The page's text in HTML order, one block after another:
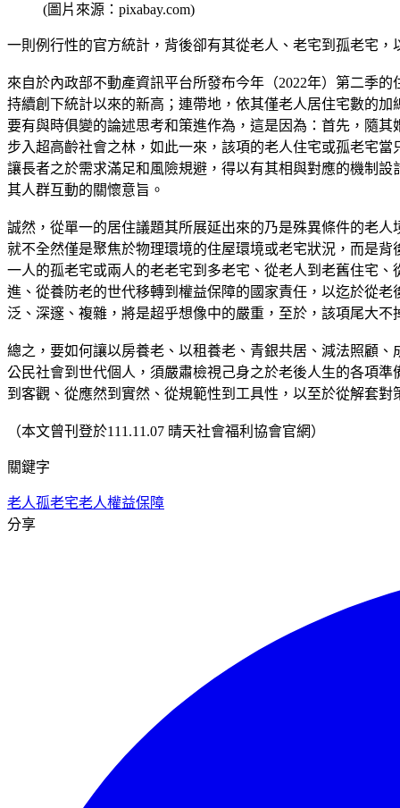
(圖片來源：pixabay.com)
一則例行性的官方統計，背後卻有其從老人、老宅到孤老宅
來自於內政部不動產資訊平台所發布今年（2022年）第二季
持續創下統計以來的新高；連帶地，依其僅老人居住宅數的
要有與時俱變的論述思考和策進作為，這是因為：首先，隨
步入超高齡社會之林，如此一來，該項的老人住宅或孤老宅
讓長者之於需求滿足和風險規避，得以有其相與對應的機制
其人群互動的關懷意旨。
誠然，從單一的居住議題其所展延出來的乃是殊異條件的老
就不全然僅是聚焦於物理環境的住屋環境或老宅狀況，而是
一人的孤老宅或兩人的老老宅到多老宅、從老人到老舊住宅
進、從養防老的世代移轉到權益保障的國家責任，以迄於從
泛、深邃、複雜，將是超乎想像中的嚴重，至於，該項尾大
總之，要如何讓以房養老、以租養老、青銀共居、減法照顧
公民社會到世代個人，須嚴肅檢視己身之於老後人生的各項
到客觀、從應然到實然、從規範性到工具性，以至於從解套
（本文曾刊登於111.11.07 晴天社會福利協會官網）
關鍵字
老人孤老宅老人權益保障
分享